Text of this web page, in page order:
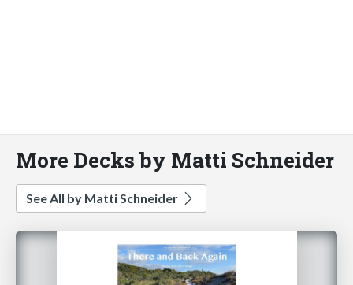
More Decks by Matti Schneider
See All by Matti Schneider